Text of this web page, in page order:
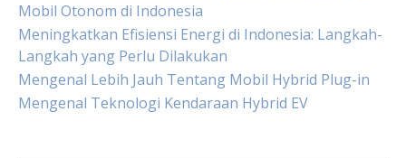
Mobil Otonom di Indonesia
Meningkatkan Efisiensi Energi di Indonesia: Langkah-
Langkah yang Perlu Dilakukan
Mengenal Lebih Jauh Tentang Mobil Hybrid Plug-in
Mengenal Teknologi Kendaraan Hybrid EV